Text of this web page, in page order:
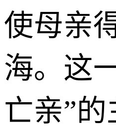
使母亲
海。这
亡亲”的